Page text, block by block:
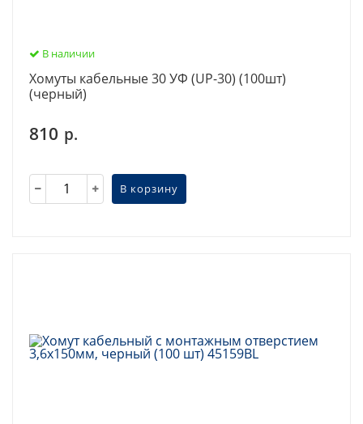
В наличии
Хомуты кабельные 30 УФ (UP-30) (100шт)
(черный)
810 р.
В корзину